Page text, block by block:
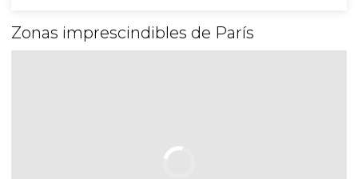
Zonas imprescindibles de París